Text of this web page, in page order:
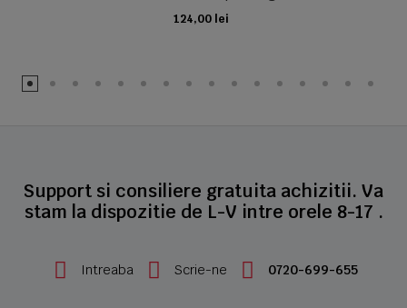
124,00 lei
ADAUGA IN COS
Support si consiliere gratuita achizitii. Va
stam la dispozitie de L-V intre orele 8-17 .
Intreaba Scrie-ne 0720-699-655